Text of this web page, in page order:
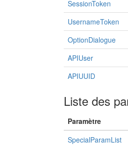
SessionToken
UsernameToken
OptionDialogue
APIUser
APIUUID
Liste des
Paramètre
SpecialParamList